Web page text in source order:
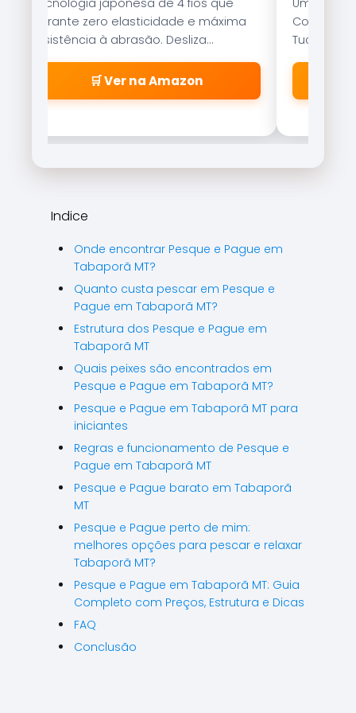
Tecnologia japonesa de 4 fios que
garante zero elasticidade e máxima
resistência à abrasão. Desliza
suavemente pelos passadores.
🛒 Ver na Amazon
Uma das
Com
Tucunaré
qualquer
Indice
Onde encontrar Pesque e Pague em
Tabaporã MT?
Quanto custa pescar em Pesque e
Pague em Tabaporã MT?
Estrutura dos Pesque e Pague em
Tabaporã MT
Quais peixes são encontrados em
Pesque e Pague em Tabaporã MT?
Pesque e Pague em Tabaporã MT para
iniciantes
Regras e funcionamento de Pesque e
Pague em Tabaporã MT
Pesque e Pague barato em Tabaporã
MT
Pesque e Pague perto de mim:
melhores opções para pescar e relaxar
Tabaporã MT?
Pesque e Pague em Tabaporã MT: Guia
Completo com Preços, Estrutura e Dicas
FAQ
Conclusão